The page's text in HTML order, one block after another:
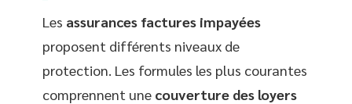
Les assurances factures impayées
proposent différents niveaux de
protection. Les formules les plus courantes
comprennent une couverture des loyers